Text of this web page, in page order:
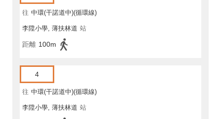
往 中環(干諾道中)(循環線)
李陞小學, 薄扶林道 站
距離 100m
4
往 中環(干諾道中)(循環線)
李陞小學, 薄扶林道 站